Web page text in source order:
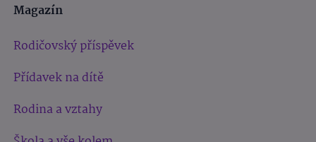
Magazín
Rodičovský příspěvek
Přídavek na dítě
Rodina a vztahy